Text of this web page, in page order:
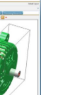
合作伙伴与证书